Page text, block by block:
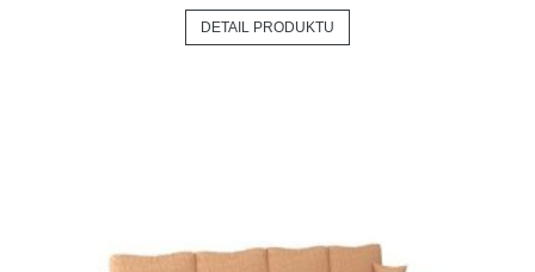
DETAIL PRODUKTU